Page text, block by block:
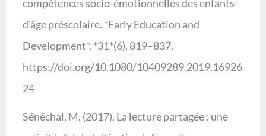
compétences socio-émotionnelles des enfants
d'âge préscolaire. *Early Education and
Development*, *31*(6), 819–837.
https://doi.org/10.1080/10409289.2019.16926
24
Sénéchal, M. (2017). La lecture partagée : une